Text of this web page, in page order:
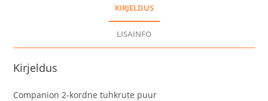
KIRJELDUS
LISAINFO
Kirjeldus
Companion 2-kordne tuhkrute puur